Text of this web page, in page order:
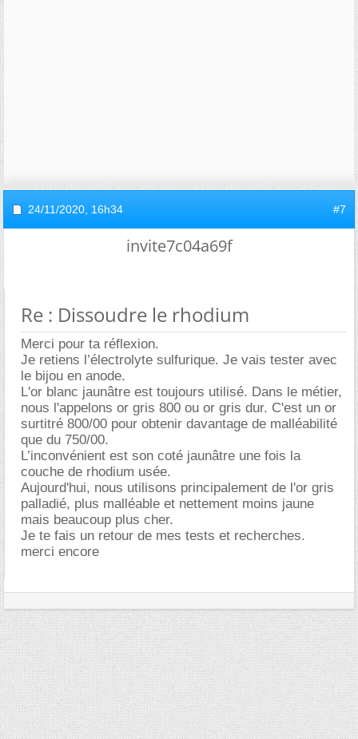
24/11/2020, 16h34 #7
invite7c04a69f
Re : Dissoudre le rhodium
Merci pour ta réflexion.
Je retiens l’électrolyte sulfurique. Je vais tester avec
le bijou en anode.
L'or blanc jaunâtre est toujours utilisé. Dans le métier,
nous l'appelons or gris 800 ou or gris dur. C'est un or
surtitré 800/00 pour obtenir davantage de malléabilité
que du 750/00.
L’inconvénient est son coté jaunâtre une fois la
couche de rhodium usée.
Aujourd'hui, nous utilisons principalement de l'or gris
palladié, plus malléable et nettement moins jaune
mais beaucoup plus cher.
Je te fais un retour de mes tests et recherches.
merci encore